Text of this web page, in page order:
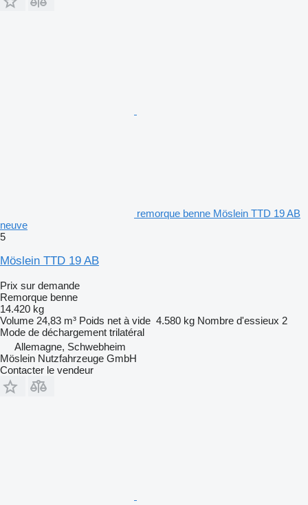
remorque benne Möslein TTD 19 AB
neuve
5
Möslein TTD 19 AB
Prix sur demande
Remorque benne
14.420 kg
Volume 24,83 m³ Poids net à vide 4.580 kg Nombre d'essieux 2
Mode de déchargement trilatéral
Allemagne, Schwebheim
Möslein Nutzfahrzeuge GmbH
Contacter le vendeur